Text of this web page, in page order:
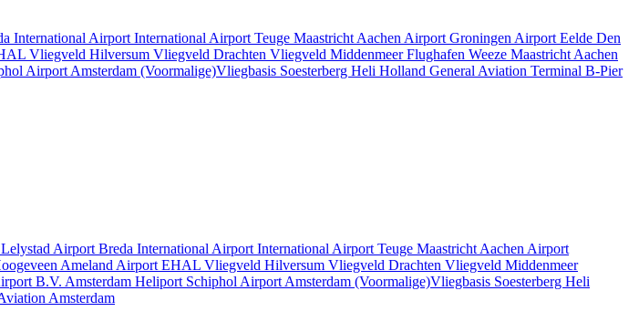
International Airport International Airport Teuge Maastricht Aachen Airport Groningen Airport Eelde Den
Vliegveld Hilversum Vliegveld Drachten Vliegveld MiddenmeerFlughafen Weeze Maastricht Aachen
Airport Amsterdam (Voormalige)Vliegbasis Soesterberg Heli Holland General Aviation Terminal B-Pier
Lelystad Airport Breda International Airport International Airport Teuge Maastricht Aachen Airport
Ameland Airport EHAL Vliegveld Hilversum Vliegveld Drachten Vliegveld Middenmeer
B.V. Amsterdam Heliport Schiphol Airport Amsterdam (Voormalige)Vliegbasis Soesterberg Heli
Amsterdam